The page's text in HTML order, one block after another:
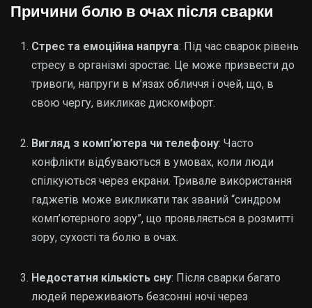
Причини болю в очах після сварки
Стрес та емоційна напруга: Під час сварок рівень
стресу в організмі зростає. Це може призвести до
тривоги, напруги в м’язах обличчя і очей, що, в
свою чергу, викликає дискомфорт.
Вигляд з комп’ютера чи телефону: Часто
конфлікти відбуваються в умовах, коли люди
спілкуються через екрани. Тривале використання
гаджетів може викликати так званий “синдром
комп’ютерного зору”, що проявляється в розмитті
зору, сухості та болю в очах.
Недостатня кількість сну: Після сварки багато
людей переживають безсонні ночі через